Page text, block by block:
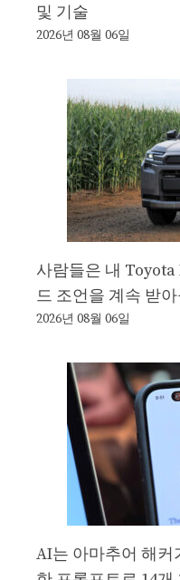
및 기술
2026년 08월 06일
사람들은 내 Toyota
드 조언을 계속 받
2026년 08월 06일
AI는 아마추어 해커